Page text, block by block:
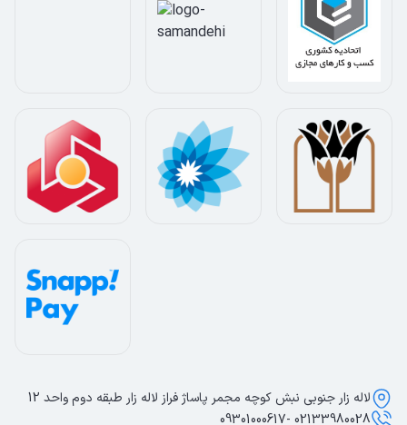
لاله زار جنوبی نبش کوچه مجمر پاساژ فراز لاله زار طبقه دوم واحد 12
02133980028 -09301000617